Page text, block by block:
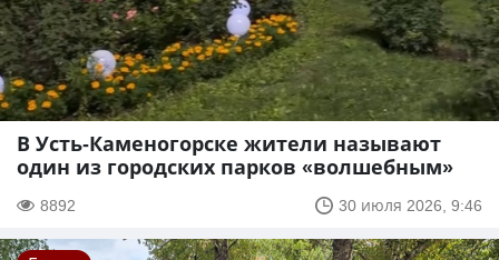
В Усть-Каменогорске жители называют
один из городских парков «волшебным»
8892 30 июля 2026, 9:46